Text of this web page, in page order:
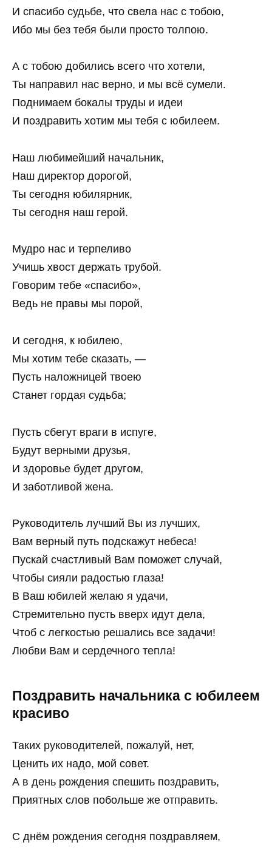
И спасибо судьбе, что свела нас с тобою,
Ибо мы без тебя были просто толпою.
А с тобою добились всего что хотели,
Ты направил нас верно, и мы всё сумели.
Поднимаем бокалы труды и идеи
И поздравить хотим мы тебя с юбилеем.
Наш любимейший начальник,
Наш директор дорогой,
Ты сегодня юбилярник,
Ты сегодня наш герой.
Мудро нас и терпеливо
Учишь хвост держать трубой.
Говорим тебе «спасибо»,
Ведь не правы мы порой,
И сегодня, к юбилею,
Мы хотим тебе сказать, —
Пусть наложницей твоею
Станет гордая судьба;
Пусть сбегут враги в испуге,
Будут верными друзья,
И здоровье будет другом,
И заботливой жена.
Руководитель лучший Вы из лучших,
Вам верный путь подскажут небеса!
Пускай счастливый Вам поможет случай,
Чтобы сияли радостью глаза!
В Ваш юбилей желаю я удачи,
Стремительно пусть вверх идут дела,
Чтоб с легкостью решались все задачи!
Любви Вам и сердечного тепла!
Поздравить начальника с юбилеем
красиво
Таких руководителей, пожалуй, нет,
Ценить их надо, мой совет.
А в день рождения спешить поздравить,
Приятных слов побольше же отправить.
С днём рождения сегодня поздравляем,